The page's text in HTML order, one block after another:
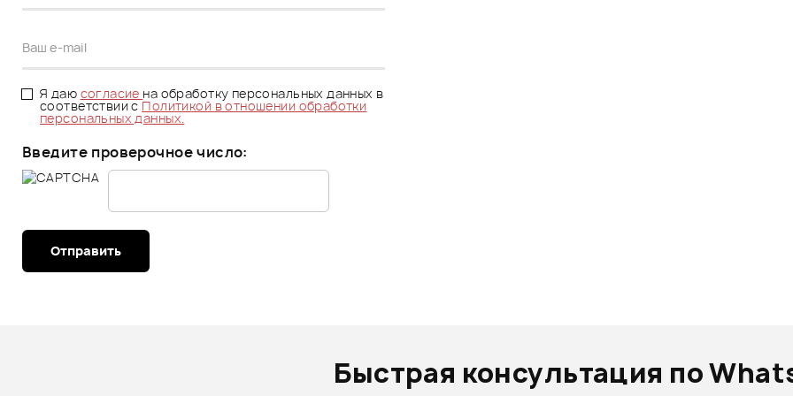
Я даю согласие на обработку персональных данных в
соответствии сПолитикой в отношении обработки
персональных данных.
Введите проверочное число:
Отправить
Быстрая консультация по